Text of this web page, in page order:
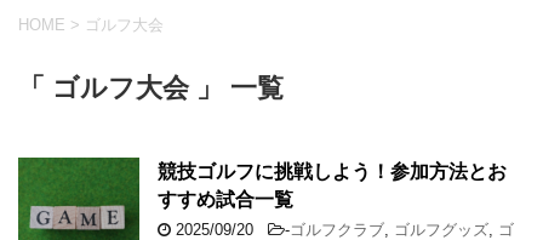
HOME > ゴルフ大会
「 ゴルフ大会 」 一覧
競技ゴルフに挑戦しよう！参加方法とお
すすめ試合一覧
2025/09/20 -ゴルフクラブ ゴルフグッズ
ゴ